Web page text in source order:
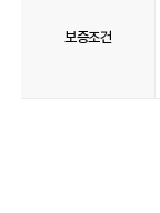
보증조건